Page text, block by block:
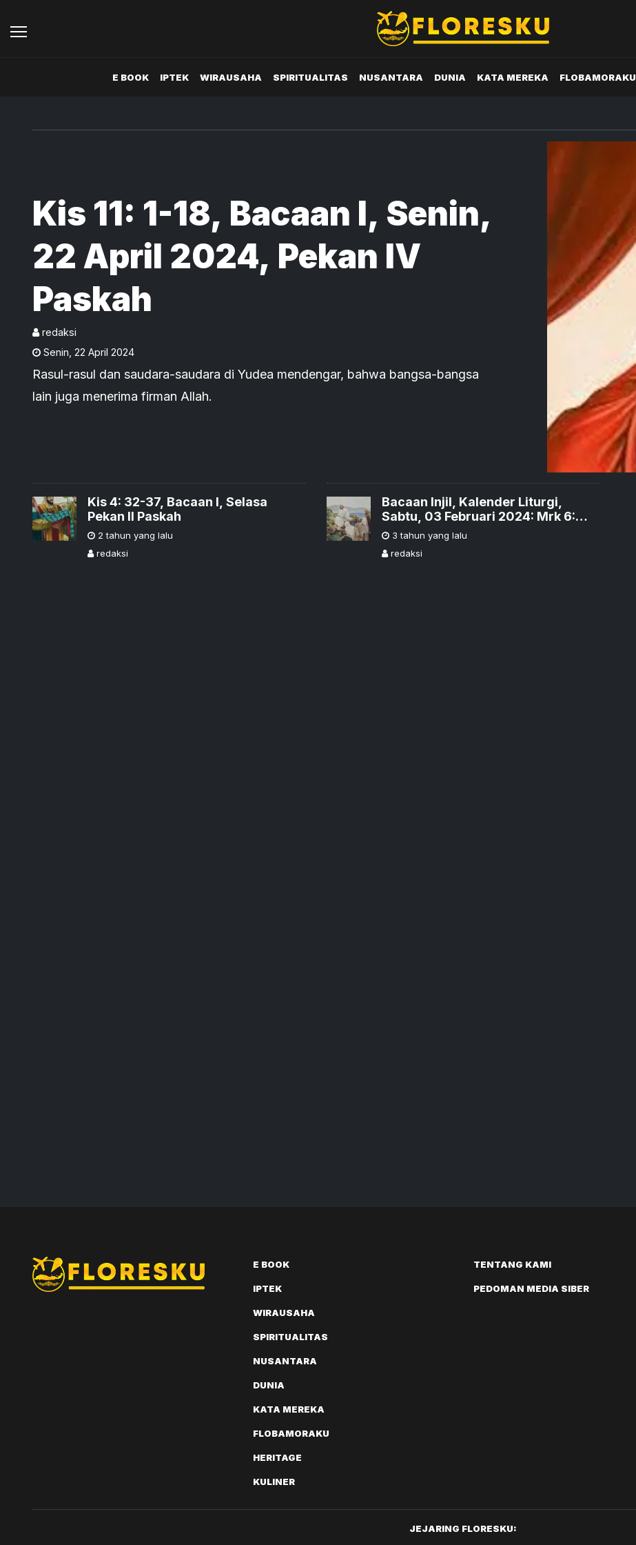
E BOOK IPTEK WIRAUSAHA SPIRITUALITAS NUSANTARA DUNIA KATA MEREKA FLOBAMORAKU
Kis 11: 1-18, Bacaan I, Senin,
22 April 2024, Pekan IV
Paskah
redaksi
Senin 22 April 2024
Rasul-rasul dan saudara-saudara di Yudea mendengar, bahwa bangsa-bangsa
lain juga menerima firman Allah.
Kis 4: 32-37, Bacaan I, Selasa
Pekan II Paskah
2 tahun yang lalu
redaksi
Bacaan Injil, Kalender Liturgi,
Sabtu, 03 Februari 2024: Mrk 6:
30-34
3 tahun yang lalu
redaksi
E BOOK
IPTEK
WIRAUSAHA
SPIRITUALITAS
NUSANTARA
DUNIA
KATA MEREKA
FLOBAMORAKU
HERITAGE
KULINER
TENTANG KAMI
PEDOMAN MEDIA SIBER
JEJARING FLORESKU: